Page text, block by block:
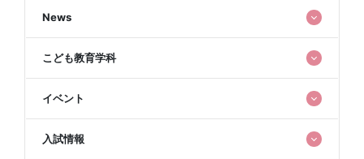
News
こども教育学科
イベント
入試情報